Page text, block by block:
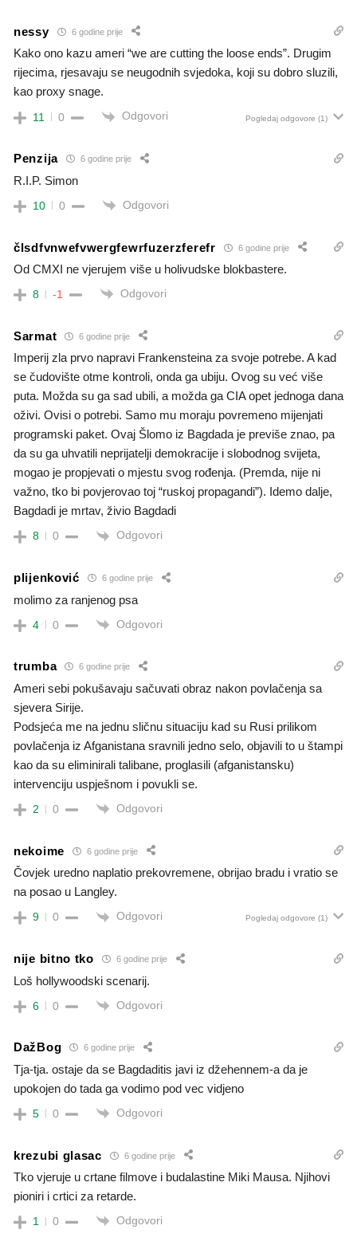
nessy 6 godine prije
Kako ono kazu ameri “we are cutting the loose ends”. Drugim
rijecima, rjesavaju se neugodnih svjedoka, koji su dobro sluzili,
kao proxy snage.
11 0 Odgovori Pogledaj odgovore (1)
Penzija 6 godine prije
R.I.P. Simon
10 0 Odgovori
člsdfvnwefvwergfewrfuzerzferefr 6 godine prije
Od CMXI ne vjerujem više u holivudske blokbastere.
8 -1 Odgovori
Sarmat 6 godine prije
Imperij zla prvo napravi Frankensteina za svoje potrebe. A kad
se čudovište otme kontroli, onda ga ubiju. Ovog su već više
puta. Možda su ga sad ubili, a možda ga CIA opet jednoga dana
oživi. Ovisi o potrebi. Samo mu moraju povremeno mijenjati
programski paket. Ovaj Šlomo iz Bagdada je previše znao, pa
da su ga uhvatili neprijatelji demokracije i slobodnog svijeta,
mogao je propjevati o mjestu svog rođenja. (Premda, nije ni
važno, tko bi povjerovao toj “ruskoj propagandi”). Idemo dalje,
Bagdadi je mrtav, živio Bagdadi
8 0 Odgovori
plijenković 6 godine prije
molimo za ranjenog psa
4 0 Odgovori
trumba 6 godine prije
Ameri sebi pokušavaju sačuvati obraz nakon povlačenja sa
sjevera Sirije.
Podsjeća me na jednu sličnu situaciju kad su Rusi prilikom
povlačenja iz Afganistana sravnili jedno selo, objavili to u štampi
kao da su eliminirali talibane, proglasili (afganistansku)
intervenciju uspješnom i povukli se.
2 0 Odgovori
nekoime 6 godine prije
Čovjek uredno naplatio prekovremene, obrijao bradu i vratio se
na posao u Langley.
9 0 Odgovori Pogledaj odgovore (1)
nije bitno tko 6 godine prije
Loš hollywoodski scenarij.
6 0 Odgovori
DažBog 6 godine prije
Tja-tja. ostaje da se Bagdaditis javi iz džehennem-a da je
upokojen do tada ga vodimo pod vec vidjeno
5 0 Odgovori
krezubi glasac 6 godine prije
Tko vjeruje u crtane filmove i budalastine Miki Mausa. Njihovi
pioniri i crtici za retarde.
1 0 Odgovori